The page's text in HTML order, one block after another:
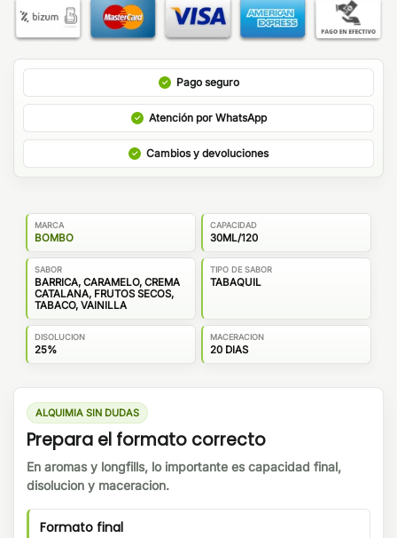
Pago seguro
Atención por WhatsApp
Cambios y devoluciones
MARCA
BOMBO
CAPACIDAD
30ML/120
SABOR
BARRICA, CARAMELO, CREMA
CATALANA, FRUTOS SECOS,
TABACO, VAINILLA
TIPO DE SABOR
TABAQUIL
DISOLUCION
25%
MACERACION
20 DIAS
ALQUIMIA SIN DUDAS
Prepara el formato correcto
En aromas y longfills, lo importante es capacidad final,
disolucion y maceracion.
Formato final